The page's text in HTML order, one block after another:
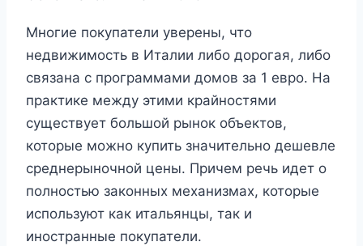
Многие покупатели уверены, что
недвижимость в Италии либо дорогая, либо
связана с программами домов за 1 евро. На
практике между этими крайностями
существует большой рынок объектов,
которые можно купить значительно дешевле
среднерыночной цены. Причем речь идет о
полностью законных механизмах, которые
используют как итальянцы, так и
иностранные покупатели.